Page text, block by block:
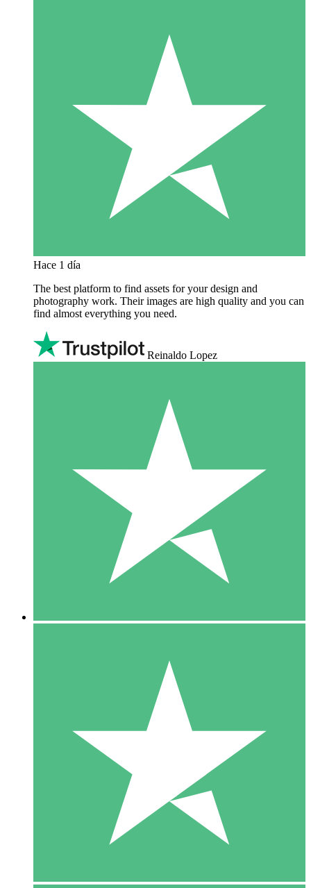
Hace 1 día
The best platform to find assets for your design and
photography work. Their images are high quality and you can
find almost everything you need.
Reinaldo Lopez